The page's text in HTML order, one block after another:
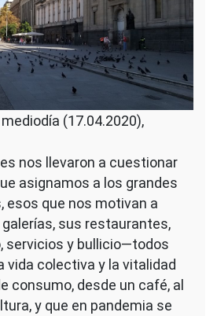
(17.04.2020),
nos llevaron a cuestionar
asignamos a los grandes
esos que nos motivan a
sus restaurantes,
servicios y bullicio—todos
vida colectiva y la vitalidad
consumo, desde un café, al
y que en pandemia se